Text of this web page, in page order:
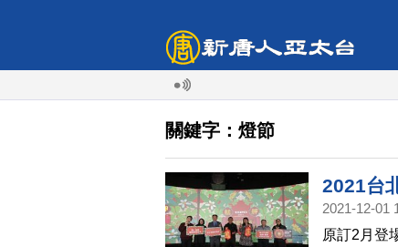
關鍵字：燈節
2021台
2021-12-01
原訂2月登